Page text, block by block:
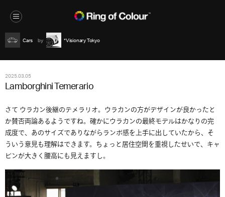
Cars *Visionary Tokyo
2025.03.05
Lamborghini Temerario
さて ウラカン後継のテメラリオ。ウラカンの方がデザインが良かったと
か賛否両論あるようですね。確かにウラカンの最終モデルはかなりの完
成度で、あのサイズでありながらランボ感を上手に出していたから、そ
ういう意見も理解はできます。ちょっと居住空間を重視したせいで、キャ
ビンが大きく腰高にも見えますし。